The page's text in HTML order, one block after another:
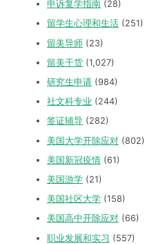
申诉复学指南 (28)
留学生心理和生活 (251)
留美导师 (23)
留美干货 (1,027)
研究生申请 (984)
社文科专业 (244)
签证辅导 (282)
美国大学开除应对 (802)
美国新冠疫情 (61)
美国游学 (21)
美国社区大学 (158)
美国高中开除应对 (66)
职业发展和实习 (557)